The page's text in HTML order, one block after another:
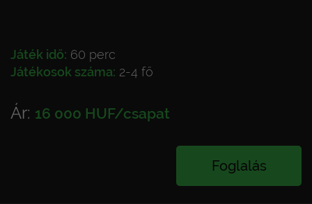
Játék idő: 60 perc
Játékosok száma: 2-4 fő
Ár: 16 000 HUF/csapat
Foglalás